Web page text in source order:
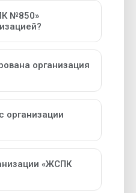
№850»
организация
организации
«ЖСПК